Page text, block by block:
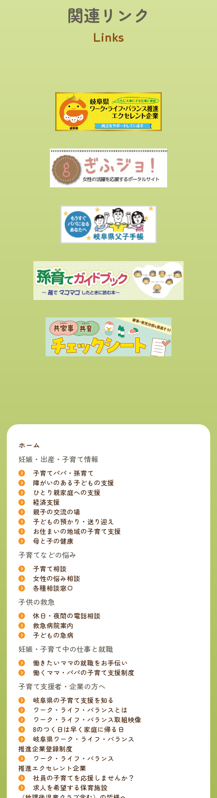
関連リンク
Links
ホーム
妊娠・出産・子育て情報
子育てパパ・孫育て
障がいのある子どもの支援
ひとり親家庭への支援
経済支援
親子の交流の場
子どもの預かり・送り迎え
お住まいの地域の子育て支援
母と子の健康
子育てなどの悩み
子育て相談
女性の悩み相談
各種相談窓口
子供の救急
休日・夜間の電話相談
救急病院案内
子どもの急病
妊娠・子育て中の仕事と就職
働きたいママの就職をお手伝い
働くママ・パパの子育て支援制度
子育て支援者・企業の方へ
岐阜県の子育て支援を知る
ワーク・ライフ・バランスとは
ワーク・ライフ・バランス取組映像
8のつく日は早く家庭に帰る日
岐阜県ワーク・ライフ・バランス
推進企業登録制度
ワーク・ライフ・バランス
推進エクセレント企業
社員の子育てを応援しませんか？
求人を希望する保育施設